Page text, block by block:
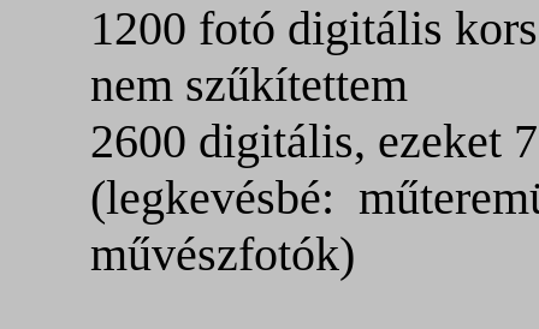
1200 fotó digitális
nem szűkítettem
2600 digitális, ezeket
(legkevésbé:
művészfotók)